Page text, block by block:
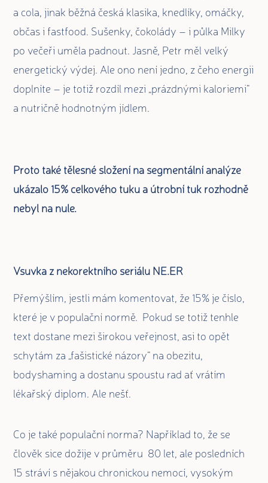
a cola, jinak běžná česká klasika, knedlíky, omáčky,
občas i fastfood. Sušenky, čokolády – i půlka Milky
po večeři uměla padnout. Jasně, Petr měl velký
energetický výdej. Ale ono není jedno, z čeho energii
doplníte – je totiž rozdíl mezi „prázdnými kaloriemi“
a nutričně hodnotným jídlem.
Proto také tělesné složení na segmentální analýze
ukázalo 15% celkového tuku a útrobní tuk rozhodně
nebyl na nule.
Vsuvka z nekorektního seriálu NE.ER
Přemýšlím, jestli mám komentovat, že 15% je číslo,
které je v populační normě. Pokud se totiž tenhle
text dostane mezi širokou veřejnost, asi to opět
schytám za „fašistické názory“ na obezitu,
bodyshaming a dostanu spoustu rad ať vrátím
lékařský diplom. Ale nešť.
Co je také populační norma? Například to, že se
člověk sice dožije v průměru 80 let, ale posledních
15 stráví s nějakou chronickou nemocí, vysokým